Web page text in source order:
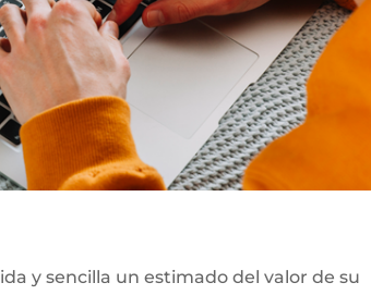
y sencilla un estimado del valor de su